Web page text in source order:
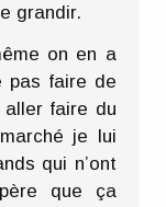
grandir.
on en a
pas faire de
faire du
je lui
qui n’ont
que ça